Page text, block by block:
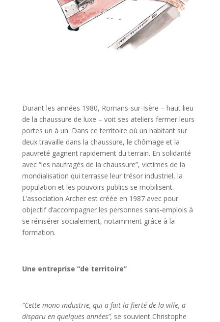
Durant les années 1980, Romans-sur-Isère – haut lieu
de la chaussure de luxe – voit ses ateliers fermer leurs
portes un à un. Dans ce territoire où un habitant sur
deux travaille dans la chaussure, le chômage et la
pauvreté gagnent rapidement du terrain. En solidarité
avec “les naufragés de la chaussure”, victimes de la
mondialisation qui terrasse leur trésor industriel, la
population et les pouvoirs publics se mobilisent.
L’association Archer est créée en 1987 avec pour
objectif d’accompagner les personnes sans-emplois à
se réinsérer socialement, notamment grâce à la
formation.
Une entreprise “de territoire”
“Cette mono-industrie, qui a fait la fierté de la ville, a
disparu en quelques années”, se souvient Christophe